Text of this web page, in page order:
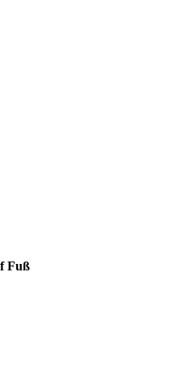
Fuß